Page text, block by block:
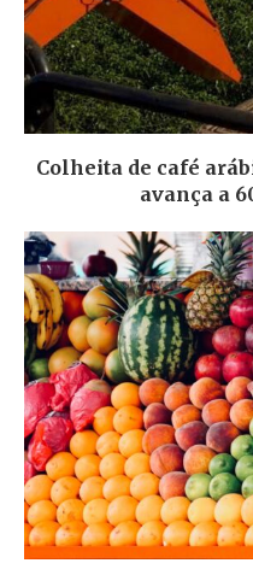
Colheita de café
avança a